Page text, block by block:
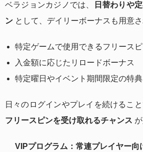
ベラジョンカジノでは、
日替わりや
ン として、デイリーボーナスも用意さ
特定ゲームで使用できるフリース
入金額に応じたリロードボーナス
特定曜日やイベント期間限定の特典
日々のログインやプレイを続けるこ
フリースピンを受け取れるチャンス
VIPプログラム：常連プレイヤー向